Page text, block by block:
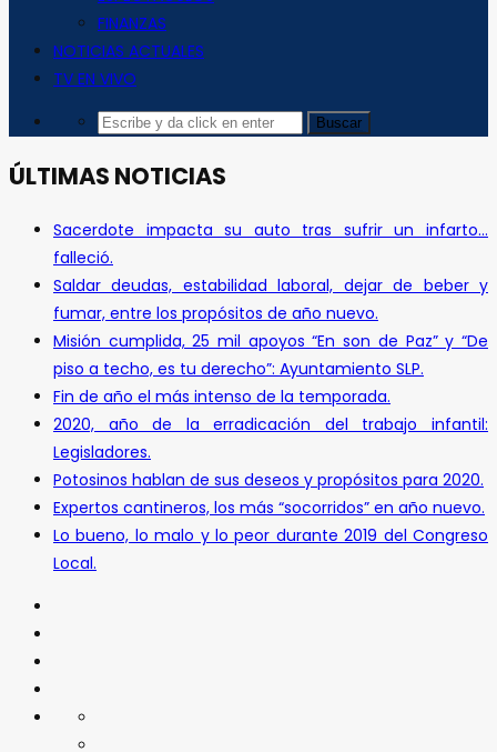
FINANZAS
NOTICIAS ACTUALES
TV EN VIVO
ÚLTIMAS NOTICIAS
Sacerdote impacta su auto tras sufrir un infarto…
falleció.
Saldar deudas, estabilidad laboral, dejar de beber y
fumar, entre los propósitos de año nuevo.
Misión cumplida, 25 mil apoyos “En son de Paz” y “De
piso a techo, es tu derecho”: Ayuntamiento SLP.
Fin de año el más intenso de la temporada.
2020, año de la erradicación del trabajo infantil:
Legisladores.
Potosinos hablan de sus deseos y propósitos para 2020.
Expertos cantineros, los más “socorridos” en año nuevo.
Lo bueno, lo malo y lo peor durante 2019 del Congreso
Local.